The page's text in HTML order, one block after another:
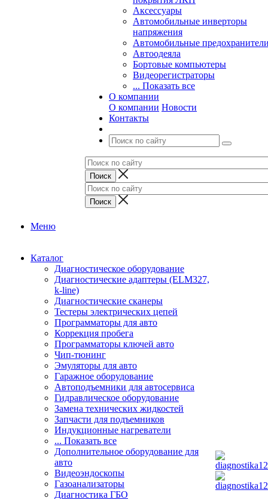
Аксессуары
Автомобильные инверторы
напряжения
Автомобильные
Автоодеяла
Бортовые компьютеры
Видеорегистраторы
... Показать все
О компании
О компании Новости
Контакты
Меню
Каталог
Диагностическое оборудование
Диагностические адаптеры (ELM327,
k-line)
Диагностические сканеры
Тестеры электрических цепей
Программаторы для авто
Коррекция пробега
Программаторы ключей авто
Чип-тюнинг
Эмуляторы для авто
Гаражное оборудование
Автоподъемники для автосервиса
Гидравлическое оборудование
Замена технических жидкостей
Запчасти для подъемников
Индукционные нагреватели
... Показать все
Дополнительное оборудование для
авто
Видеоэндоскопы
Газоанализаторы
Диагностика ГБО